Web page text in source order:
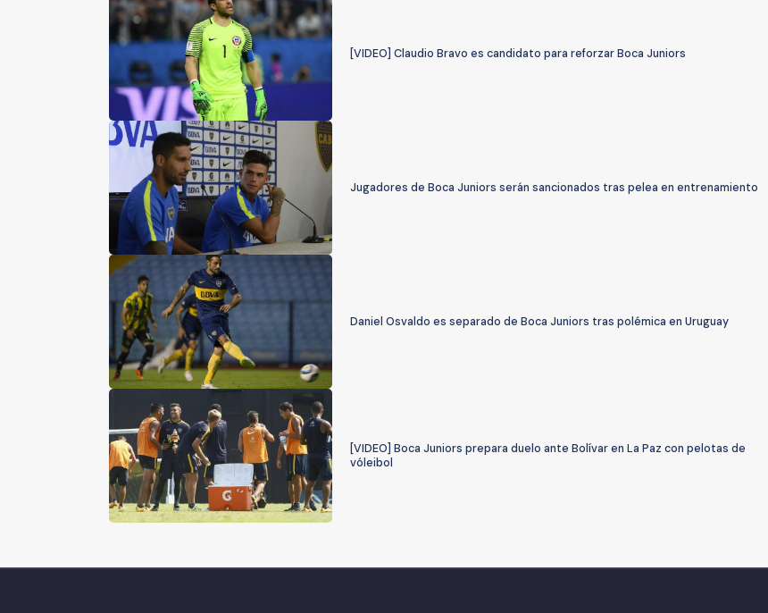
[VIDEO] Claudio Bravo es candidato para reforzar Boca Juniors
Jugadores de Boca Juniors serán sancionados tras pelea en entrenamiento
Daniel Osvaldo es separado de Boca Juniors tras polémica en Uruguay
[VIDEO] Boca Juniors prepara duelo ante Bolívar en La Paz con pelotas de
vóleibol